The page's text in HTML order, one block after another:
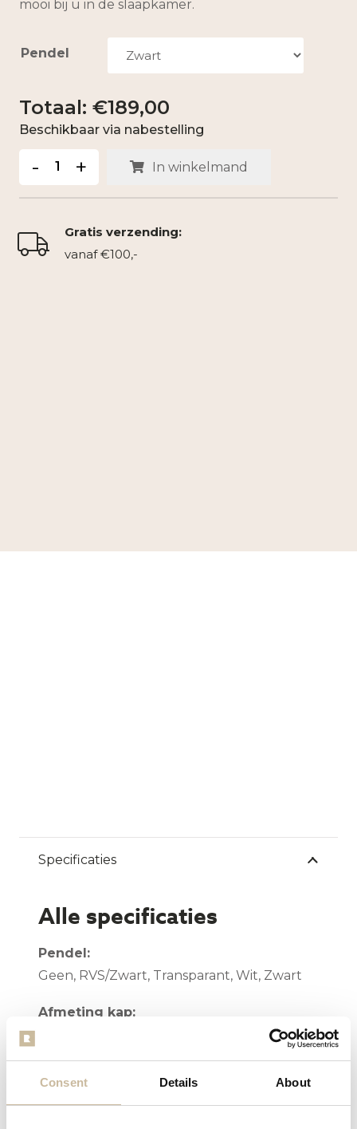
Consent Details About
mooi bij u in de slaapkamer.
Pendel
€189,00
Beschikbaar via nabestelling
Kartonnen
Hanglamp
REMCO
- + In winkelmand
Gratis verzending:
vanaf €100,-
Specificaties
Alle specificaties
Pendel:
Geen, RVS/Zwart, Transparant, Wit, Zwart
Afmeting kap: